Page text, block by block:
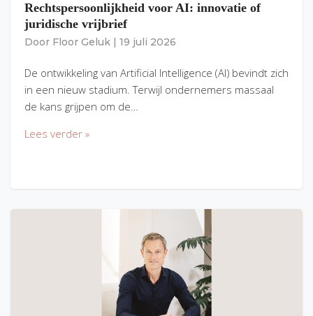
Rechtspersoonlijkheid voor AI: innovatie of
juridische vrijbrief
Door Floor Geluk 19 juli 2026
De ontwikkeling van Artificial Intelligence (AI) bevindt zich
in een nieuw stadium. Terwijl ondernemers massaal
de kans grijpen om de…
Lees verder »